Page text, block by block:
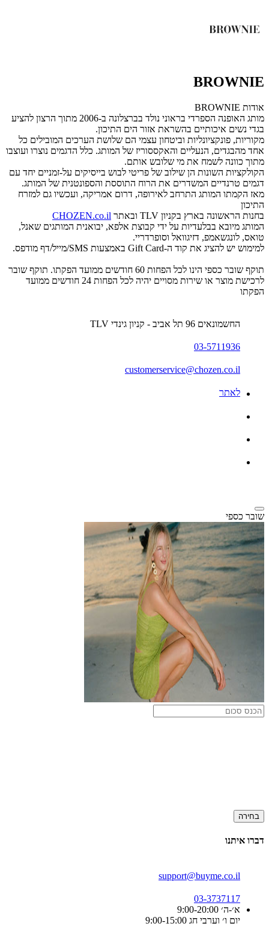
BROWNIE
אודות BROWNIE
מותג האופנה הספרדי בראוני נולד בברצלונה ב-2006 מתוך הרצון להציע
בגדי נשים איכותיים בהשראת אזור הים התיכון.
מקוריות, פונקציונליות וביטחון עצמי הם שלושת הערכים המובילים כל
אחד מהבגדים, הנעליים והאקססוריז של המותג. כלל הדגמים נוצרו ועוצבו
מתוך כוונה לשמח את מי שלובש אותם.
הקולקציות השונות הן שילוב של פריטי לבוש בייסיקים על-זמניים יחד עם
דגמים טרנדיים המשדרים את הרוח התוססת והספונטנית של המותג.
מאז הקמתו המותג התרחב לאירופה, דרום אמריקה, ועכשיו גם למזרח
התיכון
בחנות הראשונה בארץ בקניון TLV ובאתר CHOZEN.co.il
המותג מיובא בבלעדיות על ידי קבוצת אלפא, יבואנית המותגים שאנל,
טואס, לונגשאמפ, דזיגוואל וסופרדריי.
למימוש יש להציג את קוד ה-Gift Card באמצעות SMS/מייל/דף מודפס.
תוקף שובר כספי הינו לכל הפחות 60 חודשים ממועד הפקתו. תוקף שובר
לרכישת מוצר או שירות מסויים יהיה לכל הפחות 24 חודשים ממועד
הפקתו
החשמונאים 96 תל אביב - קניון גינדי TLV
03-5711936
customerservice@chozen.co.il
לאתר
שובר כספי
בחירה
דברו איתנו
support@buyme.co.il
03-3737117
א׳-ה׳ 9:00-20:00
יום ו׳ וערבי חג 9:00-15:00